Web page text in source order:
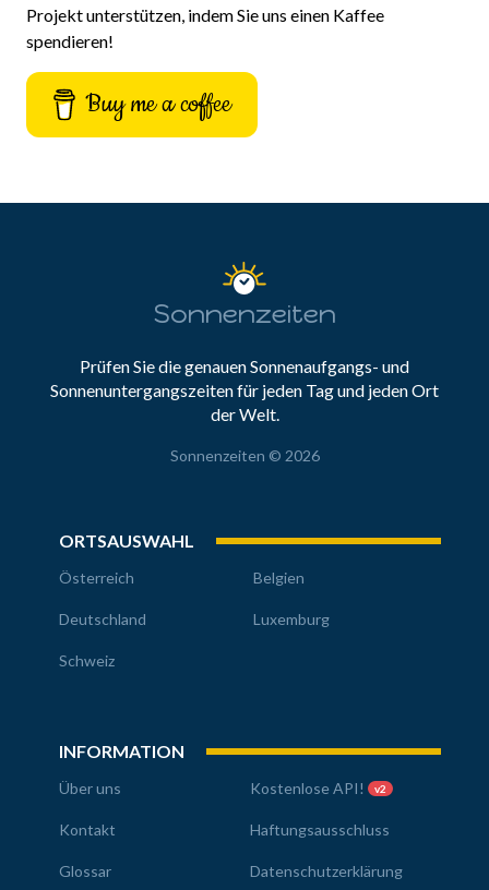
Projekt unterstützen, indem Sie uns einen Kaffee
spendieren!
Buy me a coffee
Sonnenzeiten
Prüfen Sie die genauen Sonnenaufgangs- und
Sonnenuntergangszeiten für jeden Tag und jeden Ort
der Welt.
Sonnenzeiten © 2026
ORTSAUSWAHL
Österreich Belgien
Deutschland Luxemburg
Schweiz
INFORMATION
Über uns Kostenlose API! v2
Kontakt Haftungsausschluss
Glossar Datenschutzerklärung